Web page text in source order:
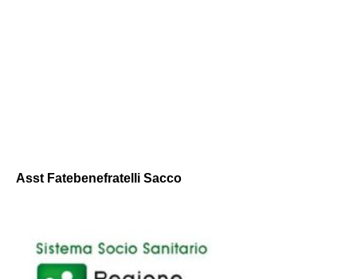
Asst Fatebenefratelli Sacco